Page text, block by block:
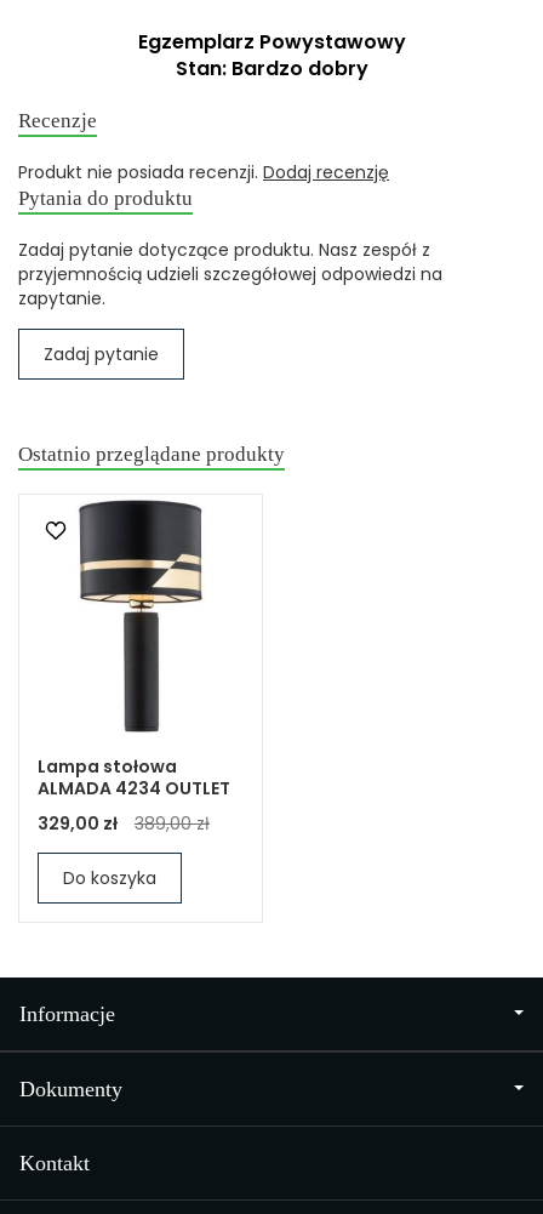
Egzemplarz Powystawowy
Stan: Bardzo dobry
Recenzje
Produkt nie posiada recenzji. Dodaj recenzję
Pytania do produktu
Zadaj pytanie dotyczące produktu. Nasz zespół z
przyjemnością udzieli szczegółowej odpowiedzi na
zapytanie.
Zadaj pytanie
Ostatnio przeglądane produkty
Lampa stołowa
ALMADA 4234 OUTLET
329,00 zł
389,00 zł
Do koszyka
Informacje
Dokumenty
Kontakt